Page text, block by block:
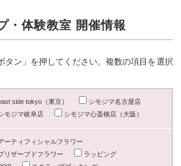
・体験教室 開催情報
タン」を押してください。複数の項目を選択
side tokyo（東京）
シモジマ名古屋店
モジマ岐阜店
シモジマ心斎橋店（大阪）
ーティフィシャルフラワー
リザーブドフラワー
ラッピング